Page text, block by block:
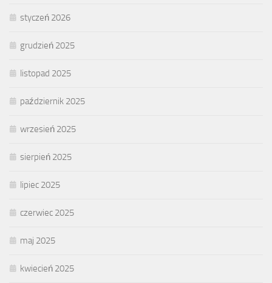
styczeń 2026
grudzień 2025
listopad 2025
październik 2025
wrzesień 2025
sierpień 2025
lipiec 2025
czerwiec 2025
maj 2025
kwiecień 2025